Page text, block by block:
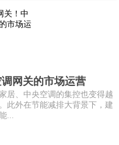
网关的市场运营
、中央空调的集控也变得越
此外在节能减排大背景下，建
...